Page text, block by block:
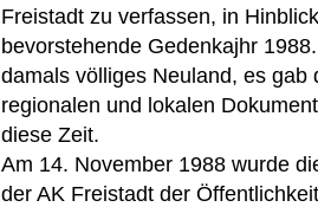
Freistadt zu verfassen, in
bevorstehende Gedenkajhr
damals völliges Neuland, es gab
regionalen und lokalen
diese Zeit.
Am 14. November 1988 wurde
der AK Freistadt der